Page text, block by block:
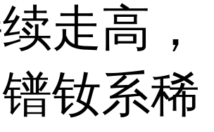
走高，
钕系稀